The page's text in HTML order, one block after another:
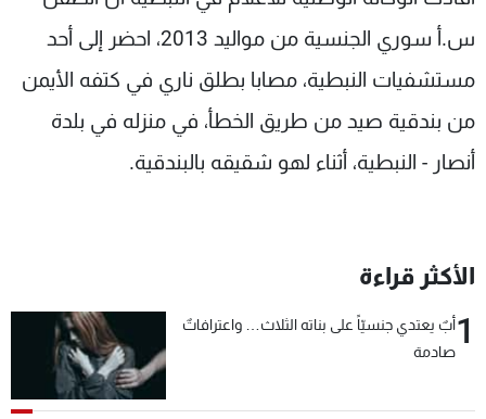
س.أ سوري الجنسية من مواليد 2013، احضر إلى أحد
مستشفيات النبطية، مصابا بطلق ناري في كتفه الأيمن
من بندقية صيد من طريق الخطأ، في منزله في بلدة
أنصار - النبطية، أثناء لهو شقيقه بالبندقية.
الأكثر قراءة
1أبٌ يعتدي جنسيّاً على بناته الثلاث… واعترافاتٌ
صادمة
شاهد البرامج
الترددات
عن MTV
الإنـتـاج
لاعلاناتكم
وظائف
شروط الإسـتخدام